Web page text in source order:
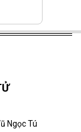
Ngọc Tú